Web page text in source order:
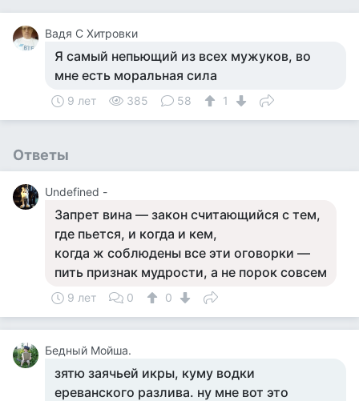
Вадя С Хитровки
Я самый непьющий из всех мужуков, во
мне есть моральная сила
9 лет 385 58 1
Ответы
Undefined -
Запрет вина — закон считающийся с тем,
где пьется, и когда и кем,
когда ж соблюдены все эти оговорки —
пить признак мудрости, а не порок совсем
9 лет 0 0
Бедный Мойша.
зятю заячьей икры, куму водки
ереванского разлива. ну мне вот это